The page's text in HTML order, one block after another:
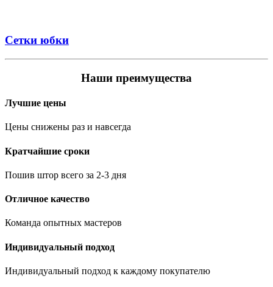
Сетки юбки
Наши преимущества
Лучшие цены
Цены снижены раз и навсегда
Кратчайшие сроки
Пошив штор всего за 2-3 дня
Отличное качество
Команда опытных мастеров
Индивидуальный подход
Индивидуальный подход к каждому покупателю